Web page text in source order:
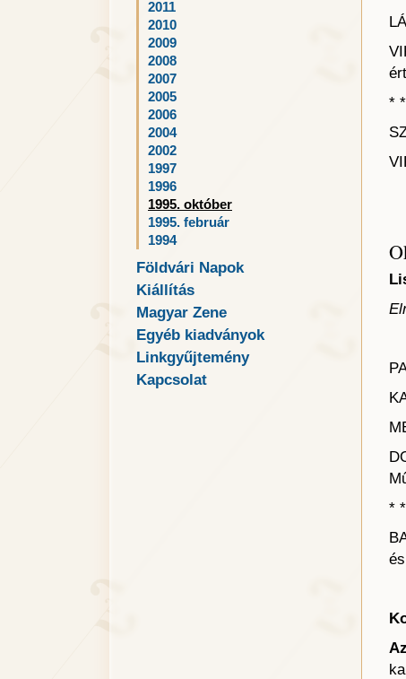
2011
2010
2009
2008
2007
2005
2006
2004
2002
1997
1996
1995. október
1995. február
1994
Földvári Napok
Kiállítás
Magyar Zene
Egyéb kiadványok
Linkgyűjtemény
Kapcsolat
*
*